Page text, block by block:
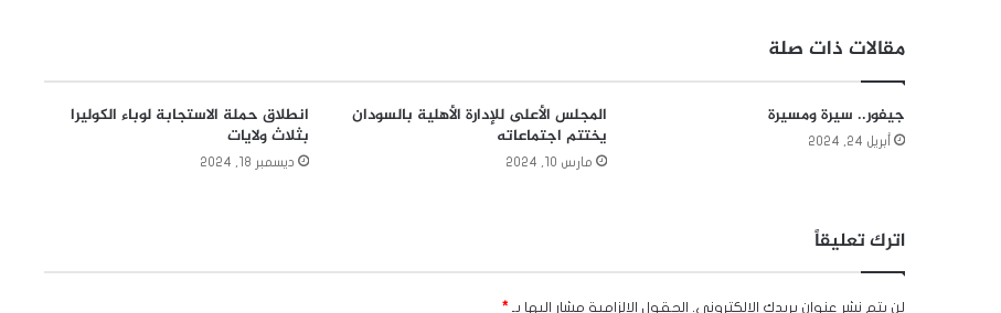
مقالات ذات صلة
جيفور.. سيرة ومسيرة
أبريل 24, 2024
المجلس الأعلى للإدارة الأهلية بالسودان
يختتم اجتماعاته
مارس 10, 2024
انطلاق حملة الاستجابة لوباء الكوليرا
بثلاث ولايات
ديسمبر 18, 2024
اترك تعليقاً
لن يتم نشر عنوان بريدك الإلكتروني. الحقول الإلزامية مشار إليها بـ *